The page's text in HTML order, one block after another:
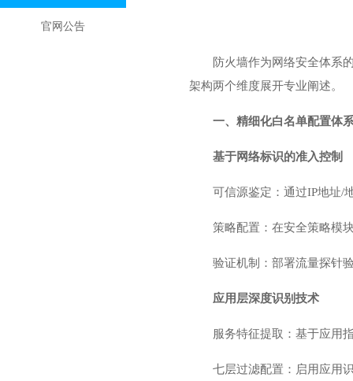
官网公告
防火墙作为网络安全体系
架构两个维度展开专业阐述。
一、精细化白名单配置体
基于网络标识的准入控制
可信源鉴定：通过IP地址/
策略配置：在安全策略模
验证机制：部署流量探针
应用层深度识别技术
服务特征提取：基于应用
七层过滤配置：启用应用